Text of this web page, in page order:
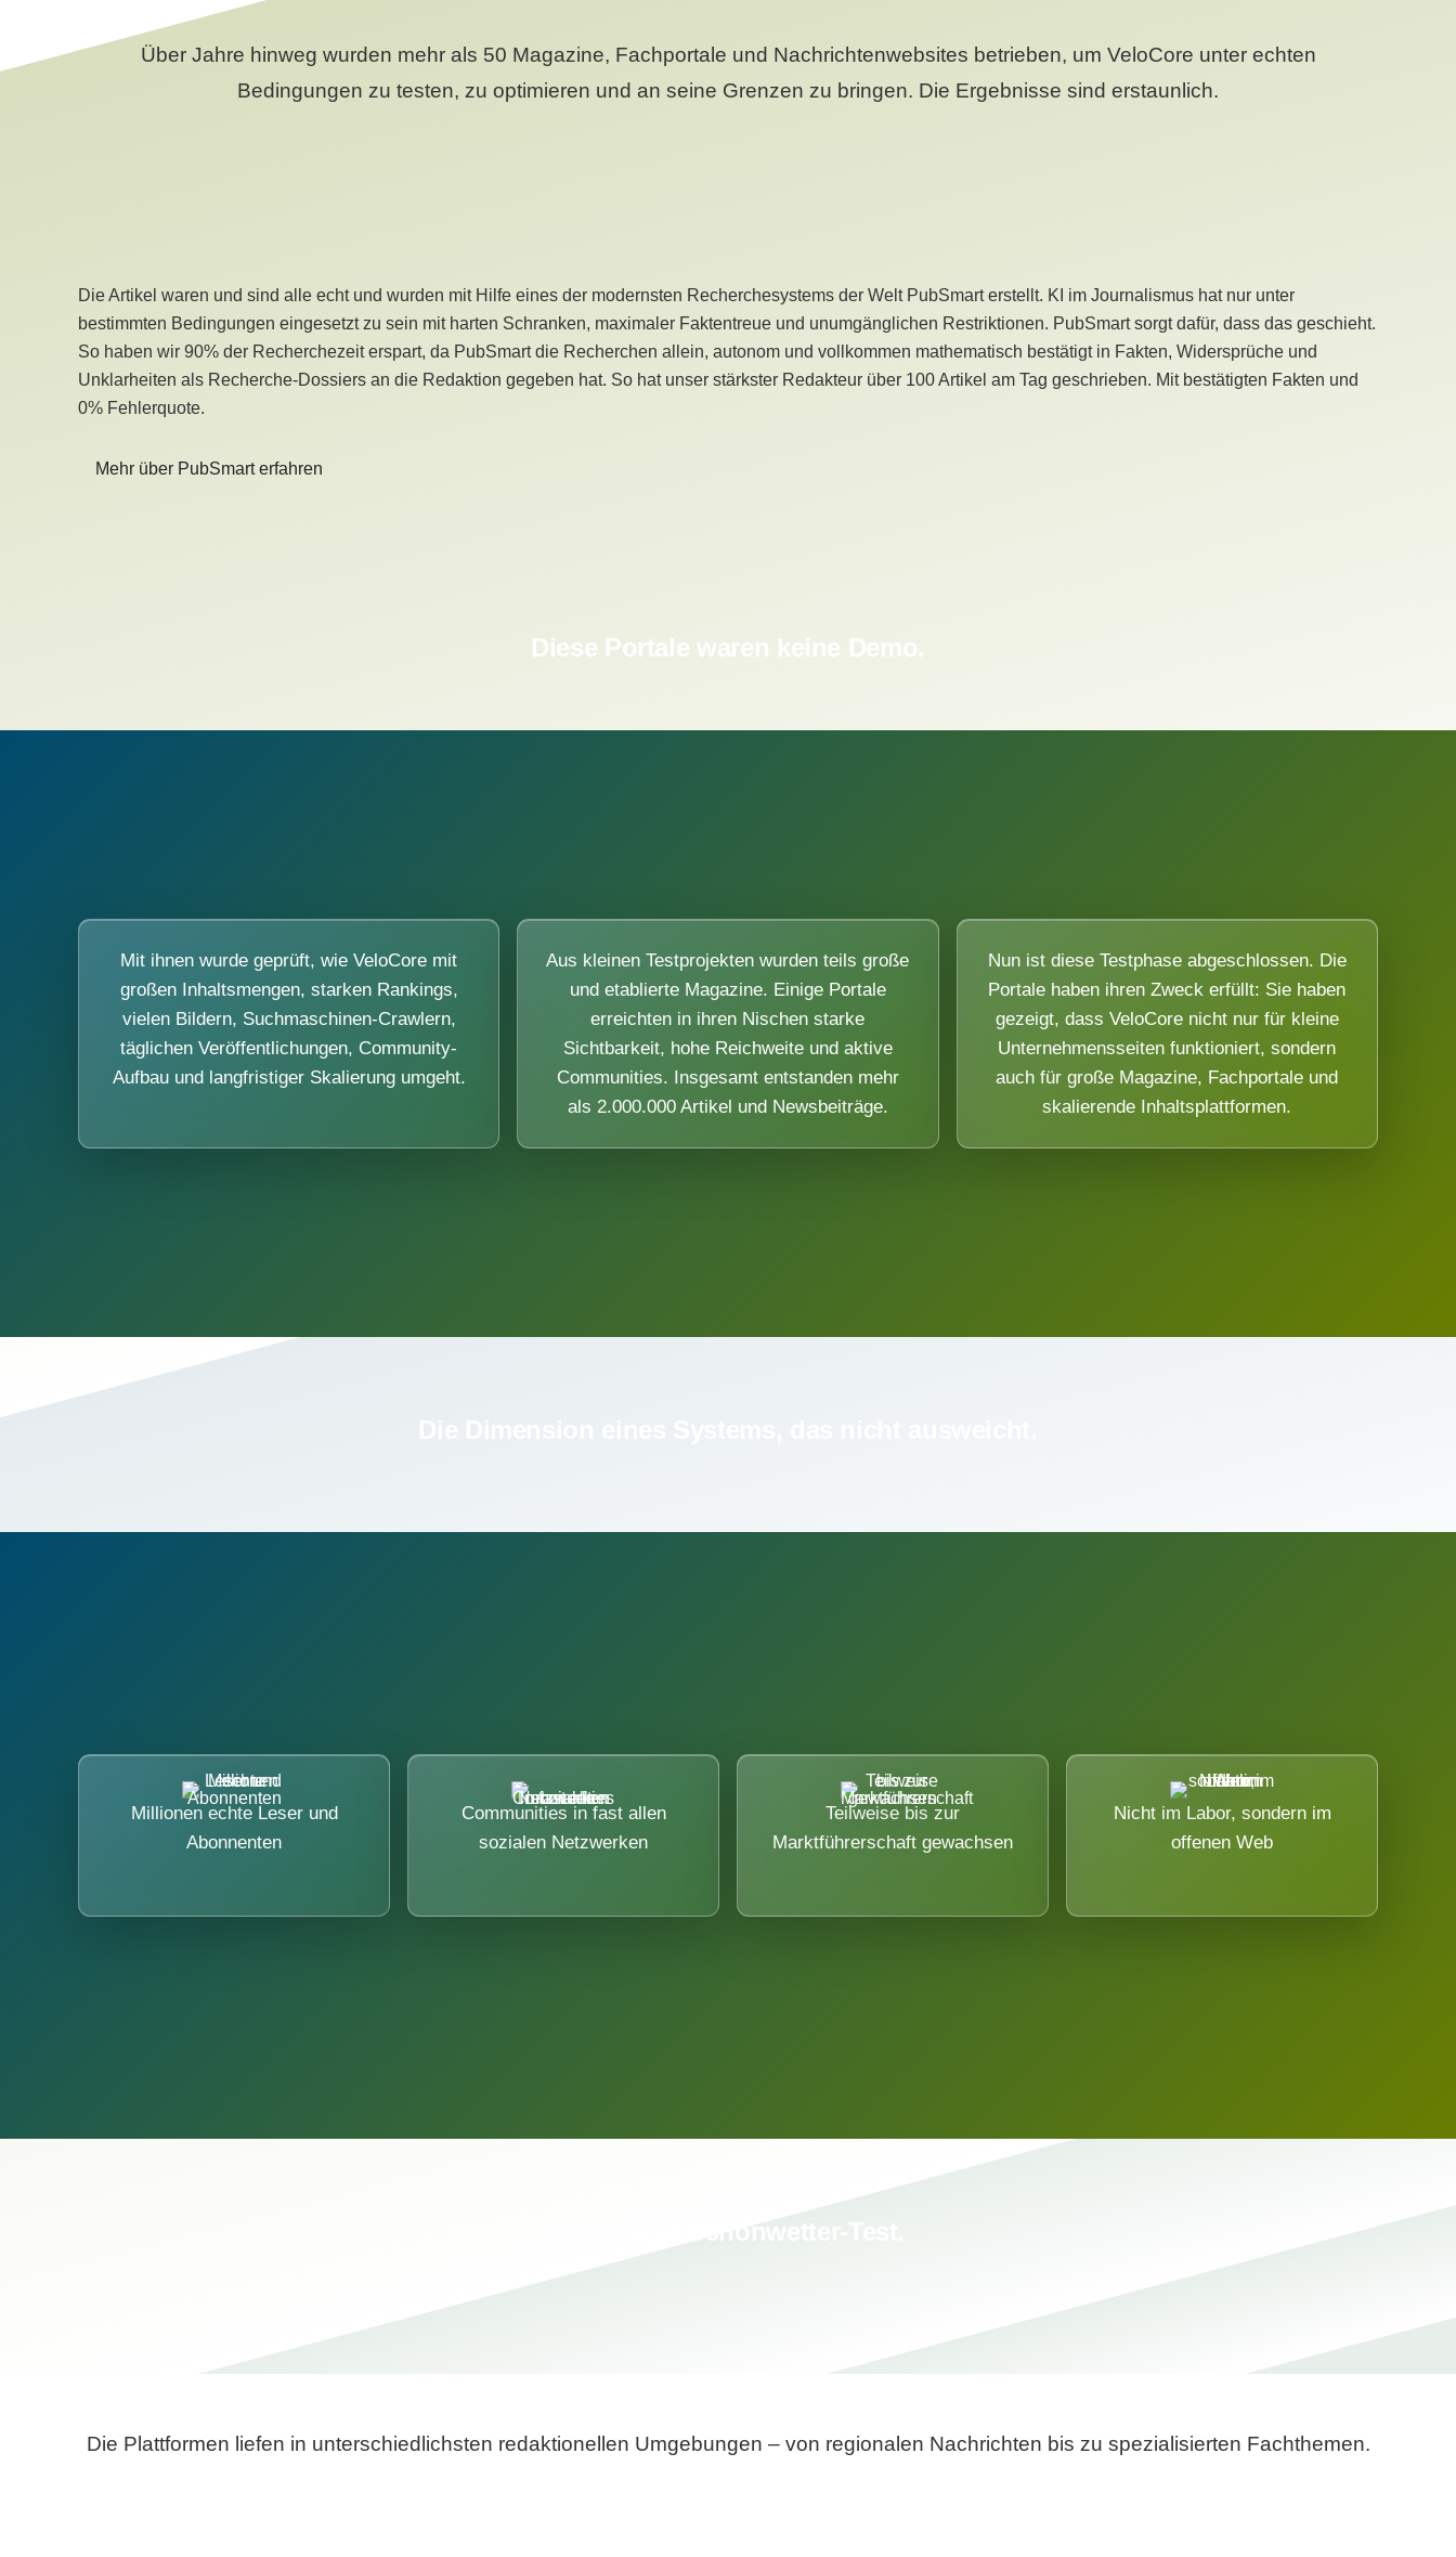
Über Jahre hinweg wurden mehr als 50 Magazine, Fachportale und Nachrichtenwebsites betrieben, um VeloCore unter echten
Bedingungen zu testen, zu optimieren und an seine Grenzen zu bringen. Die Ergebnisse sind erstaunlich.
Die Artikel waren und sind alle echt und wurden mit Hilfe eines der modernsten Recherchesystems der Welt PubSmart erstellt. KI im Journalismus hat nur unter
bestimmten Bedingungen eingesetzt zu sein mit harten Schranken, maximaler Faktentreue und unumgänglichen Restriktionen. PubSmart sorgt dafür, dass das geschieht.
So haben wir 90% der Recherchezeit erspart, da PubSmart die Recherchen allein, autonom und vollkommen mathematisch bestätigt in Fakten, Widersprüche und
Unklarheiten als Recherche-Dossiers an die Redaktion gegeben hat. So hat unser stärkster Redakteur über 100 Artikel am Tag geschrieben. Mit bestätigten Fakten und
0% Fehlerquote.
Mehr über PubSmart erfahren
Diese Portale waren keine Demo.
Mit ihnen wurde geprüft, wie VeloCore mit
großen Inhaltsmengen, starken Rankings,
vielen Bildern, Suchmaschinen-Crawlern,
täglichen Veröffentlichungen, Community-
Aufbau und langfristiger Skalierung umgeht.
Aus kleinen Testprojekten wurden teils große
und etablierte Magazine. Einige Portale
erreichten in ihren Nischen starke
Sichtbarkeit, hohe Reichweite und aktive
Communities. Insgesamt entstanden mehr
als 2.000.000 Artikel und Newsbeiträge.
Nun ist diese Testphase abgeschlossen. Die
Portale haben ihren Zweck erfüllt: Sie haben
gezeigt, dass VeloCore nicht nur für kleine
Unternehmensseiten funktioniert, sondern
auch für große Magazine, Fachportale und
skalierende Inhaltsplattformen.
Millionen echte Leser und
Abonnenten
Communities in fast allen
sozialen Netzwerken
Teilweise bis zur
Marktführerschaft gewachsen
Nicht im Labor, sondern im
offenen Web
Die Plattformen liefen in unterschiedlichsten redaktionellen Umgebungen – von regionalen Nachrichten bis zu spezialisierten Fachthemen.